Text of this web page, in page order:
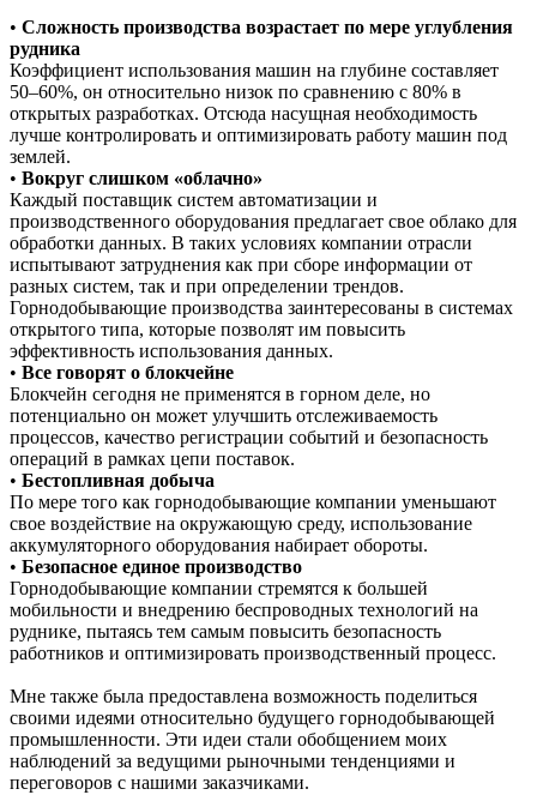
• Сложность производства возрастает по мере углубления
рудника
Коэффициент использования машин на глубине составляет
50–60%, он относительно низок по сравнению с 80% в
открытых разработках. Отсюда насущная необходимость
лучше контролировать и оптимизировать работу машин под
землей.
• Вокруг слишком «облачно»
Каждый поставщик систем автоматизации и
производственного оборудования предлагает свое облако для
обработки данных. В таких условиях компании отрасли
испытывают затруднения как при сборе информации от
разных систем, так и при определении трендов.
Горнодобывающие производства заинтересованы в системах
открытого типа, которые позволят им повысить
эффективность использования данных.
• Все говорят о блокчейне
Блокчейн сегодня не применятся в горном деле, но
потенциально он может улучшить отслеживаемость
процессов, качество регистрации событий и безопасность
операций в рамках цепи поставок.
• Бестопливная добыча
По мере того как горнодобывающие компании уменьшают
свое воздействие на окружающую среду, использование
аккумуляторного оборудования набирает обороты.
• Безопасное единое производство
Горнодобывающие компании стремятся к большей
мобильности и внедрению беспроводных технологий на
руднике, пытаясь тем самым повысить безопасность
работников и оптимизировать производственный процесс.
Мне также была предоставлена возможность поделиться
своими идеями относительно будущего горнодобывающей
промышленности. Эти идеи стали обобщением моих
наблюдений за ведущими рыночными тенденциями и
переговоров с нашими заказчиками.